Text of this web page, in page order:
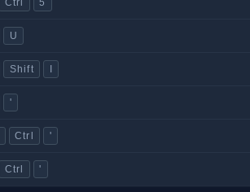
U
Shift I
'
Ctrl '
Ctrl '